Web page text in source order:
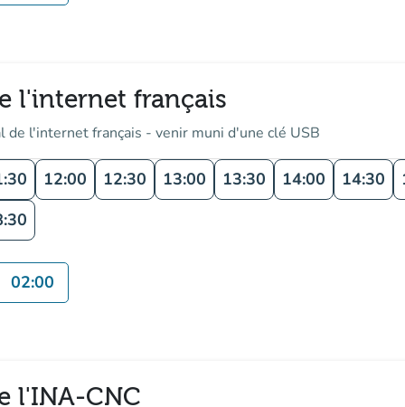
l'internet français
l'internet français - venir muni d'une clé USB
12:00 12:30 13:00 13:30 14:00 14:30
02:00
l'INA-CNC